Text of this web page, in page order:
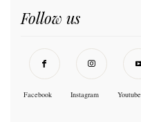
Follow us
Facebook Instagram Youtube